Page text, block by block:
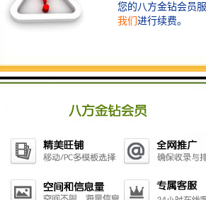
物业类型：宿舍,公寓
绿 化 率：30%
物业公司：世邦魏理仕
总 楼 层：57层
开 发 商：深圳市燕翰实业有限公司